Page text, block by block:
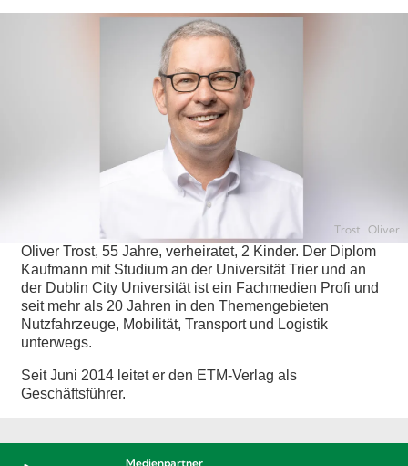
Trost_Oliver
Oliver Trost, 55 Jahre, verheiratet, 2 Kinder. Der Diplom
Kaufmann mit Studium an der Universität Trier und an
der Dublin City Universität ist ein Fachmedien Profi und
seit mehr als 20 Jahren in den Themengebieten
Nutzfahrzeuge, Mobilität, Transport und Logistik
unterwegs.
Seit Juni 2014 leitet er den ETM-Verlag als
Geschäftsführer.
Medienpartner